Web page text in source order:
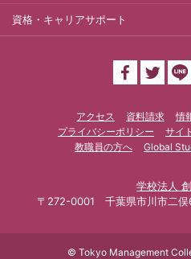
資格・キャリアサポート
アクセス 資料請求 情
プライバシーポリシー
サイ
教職員の方へ
Global
学校法人
〒272-0001 千葉県市川市二
© Tokyo Management